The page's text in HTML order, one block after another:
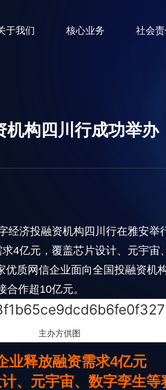
于我们 核心业务 社会
机构四川行成功举办
经济投融资机构四川行在雅安举
4亿元，覆盖芯片设计、元宇宙
优质网信企业面向全国投融资机
作超10亿元。
主办方供图
业释放融资需求4亿元
、元宇宙、数字孪生等